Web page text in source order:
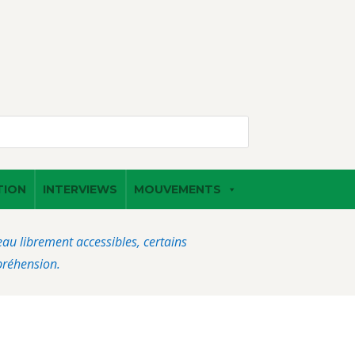
INTERVIEWS MOUVEMENTS
librement accessibles, certains